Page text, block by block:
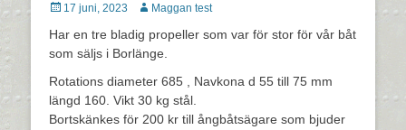
Postades
17 juni, 2023 Författare
Maggan test
Har en tre bladig propeller som var för stor för vår båt
som säljs i Borlänge.
Rotations diameter 685 , Navkona d 55 till 75 mm
längd 160. Vikt 30 kg stål.
Bortskänkes för 200 kr till ångbåtsägare som bjuder